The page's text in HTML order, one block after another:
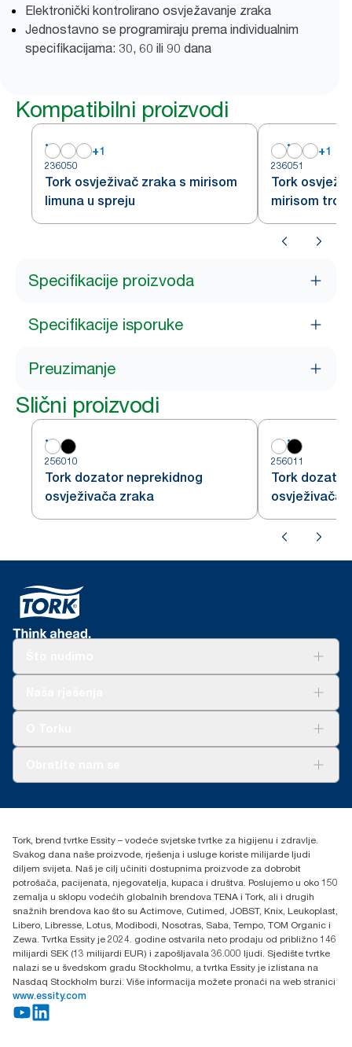
Elektronički kontrolirano osvježavanje zraka
Jednostavno se programiraju prema individualnim
specifikacijama: 30, 60 ili 90 dana
Kompatibilni proizvodi
+1
236050
Tork osvježivač zraka s mirisom
limuna u spreju
+1
236051
Tork
mirisom
Specifikacije proizvoda
Specifikacije isporuke
Preuzimanje
Slični proizvodi
256010
Tork dozator neprekidnog
osvježivača zraka
256011
Tork
osvježivača
+385 913 900 004
H-1021 Budapest
Budakeszi út 51.
Tork, brend tvrtke Essity – vodeće svjetske tvrtke za higijenu i zdravlje.
Svakog dana naše proizvode, rješenja i usluge koriste milijarde ljudi
diljem svijeta. Naš je cilj učiniti dostupnima proizvode za dobrobit
potrošača, pacijenata, njegovatelja, kupaca i društva. Poslujemo u oko 150
zemalja u sklopu vodećih globalnih brendova TENA i Tork, ali i drugih
snažnih brendova kao što su Actimove, Cutimed, JOBST, Knix, Leukoplast,
Libero, Libresse, Lotus, Modibodi, Nosotras, Saba, Tempo, TOM Organic i
Zewa. Tvrtka Essity je 2024. godine ostvarila neto prodaju od približno 146
milijardi SEK (13 milijardi EUR) i zapošljavala 36.000 ljudi. Sjedište tvrtke
nalazi se u švedskom gradu Stockholmu, a tvrtka Essity je izlistana na
Nasdaq Stockholm burzi. Više informacija možete pronaći na web stranici
www.essity.com